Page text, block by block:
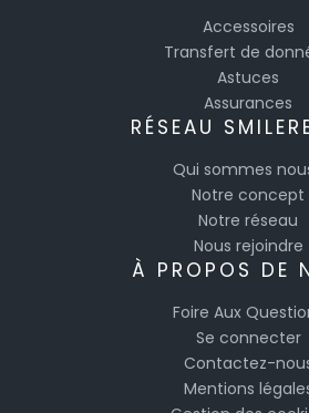
Accessoires
Transfert de
Astuces
Assurances
RÉSEAU
Qui sommes
Notre concept
Notre réseau
Nous rejoindre
À PROPOS DE
Foire Aux
Se connecter
Contactez-
Mentions